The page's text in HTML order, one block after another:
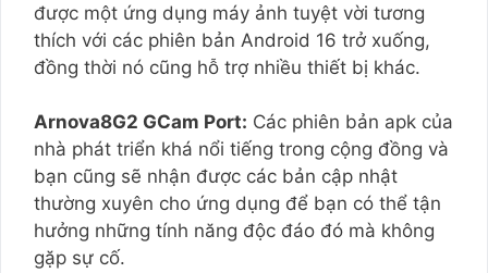
được một ứng dụng máy ảnh tuyệt vời tương
thích với các phiên bản Android 16 trở xuống,
đồng thời nó cũng hỗ trợ nhiều thiết bị khác.
Arnova8G2 GCam Port: Các phiên bản apk của
nhà phát triển khá nổi tiếng trong cộng đồng và
bạn cũng sẽ nhận được các bản cập nhật
thường xuyên cho ứng dụng để bạn có thể tận
hưởng những tính năng độc đáo đó mà không
gặp sự cố.